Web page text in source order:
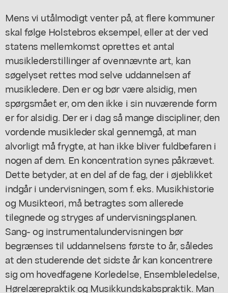
Mens vi utålmodigt venter på, at flere kommuner
skal følge Holstebros eksempel, eller at der ved
statens mellemkomst oprettes et antal
musiklederstillinger af ovennævnte art, kan
søgelyset rettes mod selve uddannelsen af
musikledere. Den er og bør være alsidig, men
spørgsmået er, om den ikke i sin nuværende form
er for alsidig. Der er i dag så mange discipliner, den
vordende musikleder skal gennemgå, at man
alvorligt må frygte, at han ikke bliver fuldbefaren i
nogen af dem. En koncentration synes påkrævet.
Dette betyder, at en del af de fag, der i øjeblikket
indgår i undervisningen, som f. eks. Musikhistorie
og Musikteori, må betragtes som allerede
tilegnede og stryges af undervisningsplanen.
Sang- og instrumentalundervisningen bør
begrænses til uddannelsens første to år, således
at den studerende det sidste år kan koncentrere
sig om hovedfagene Korledelse, Ensembleledelse,
Hørelærepraktik og Musikkundskabspraktik. Man